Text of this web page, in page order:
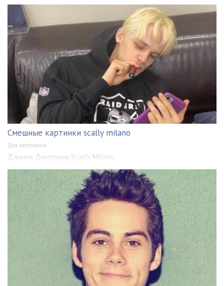
Смешные картинки scally milano
Для настроения
Даниил Дмитриев Scally Milano